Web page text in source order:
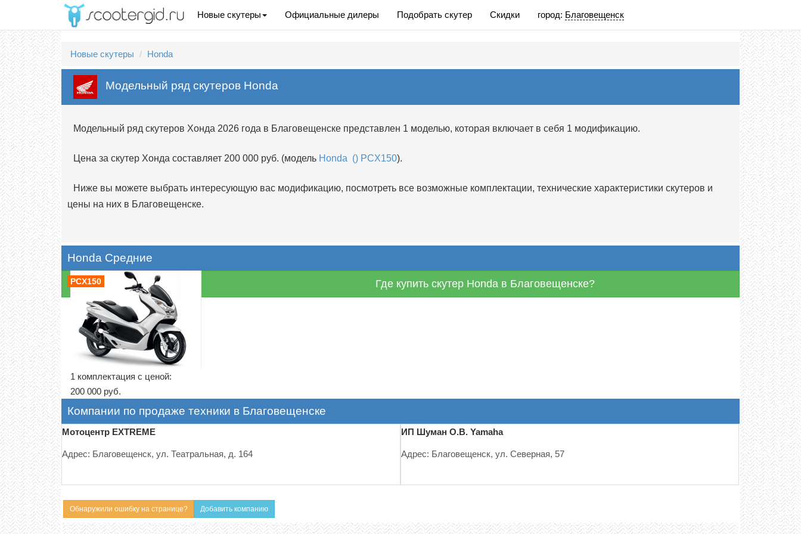
Новые скутеры Официальные дилеры Подобрать скутер Скидки город: Благовещенск
Новые скутеры Honda
Модельный ряд скутеров Honda
Модельный ряд скутеров Хонда 2026 года в Благовещенске представлен 1 моделью, которая включает в себя 1 модификацию.
Цена за скутер Хонда составляет 200 000 руб. (модель Honda () PCX150).
Ниже вы можете выбрать интересующую вас модификацию, посмотреть все возможные комплектации, технические характеристики скутеров и
цены на них в Благовещенске.
Honda Средние
PCX150
1 комплектация с ценой:
200 000 руб.
Где купить скутер Honda в Благовещенске?
Компании по продаже техники в Благовещенске
Мотоцентр EXTREME
Адрес: Благовещенск, ул. Театральная, д. 164
ИП Шуман О.В. Yamaha
Адрес: Благовещенск, ул. Северная, 57
Обнаружили ошибку на странице? Добавить компанию